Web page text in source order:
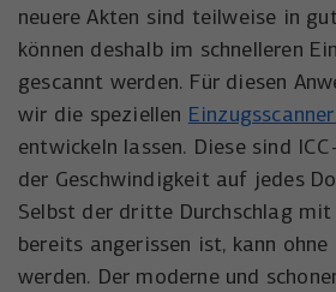
neuere Akten sind teilweise in
können deshalb im schnelleren
gescannt werden. Für diesen
wir die speziellen
entwickeln lassen. Diese sind
der Geschwindigkeit auf jedes
Selbst der dritte Durchschlag mit
bereits angerissen ist, kann ohne
werden. Der moderne und